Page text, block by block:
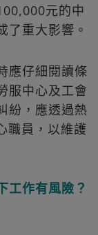
元的中
了重大影響。
應仔細閱讀條
服中心及工會
紛，應透過熱
職員，以維護
工作有風險？